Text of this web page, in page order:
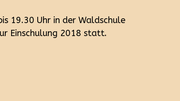
19.30 Uhr in der Waldschule
Einschulung 2018 statt.